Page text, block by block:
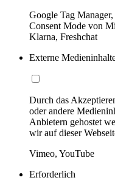
Google Tag
Consent Mode von
Klarna, Freshchat
Externe
Durch das
oder andere
Anbietern gehostet
wir auf dieser
Vimeo, YouTube
Erforderlich